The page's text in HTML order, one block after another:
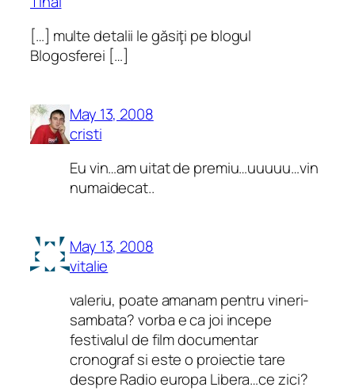
[…] multe detalii le găsiţi pe blogul
Blogosferei […]
May 13, 2008
cristi
Eu vin…am uitat de premiu…uuuuu…vin
numaidecat..
May 13, 2008
vitalie
valeriu, poate amanam pentru vineri-
sambata? vorba e ca joi incepe
festivalul de film documentar
cronograf si este o proiectie tare
despre Radio europa Libera…ce zici?